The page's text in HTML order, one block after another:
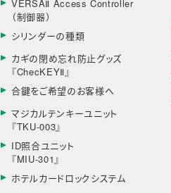
VERSAⅡ Access Controller
（制御器）
シリンダーの種類
カギの閉め忘れ防止グッズ
『ChecKEYⅡ』
合鍵をご希望のお客様へ
マジカルテンキーユニット
『TKU-003』
ID照合ユニット
『MIU-301』
ホテルカードロックシステム